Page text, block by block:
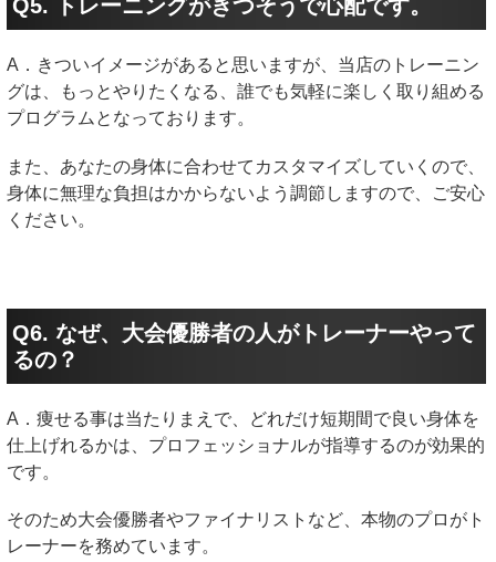
Q5. トレーニングがきつそうで心配です。
A．きついイメージがあると思いますが、当店のトレーニン
グは、もっとやりたくなる、誰でも気軽に楽しく取り組める
プログラムとなっております。
また、あなたの身体に合わせてカスタマイズしていくので、
身体に無理な負担はかからないよう調節しますので、ご安心
ください。
Q6. なぜ、大会優勝者の人がトレーナーやって
るの？
A．痩せる事は当たりまえで、どれだけ短期間で良い身体を
仕上げれるかは、プロフェッショナルが指導するのが効果的
です。
そのため大会優勝者やファイナリストなど、本物のプロがト
レーナーを務めています。